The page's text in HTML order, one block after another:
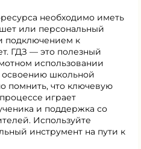
необходимо иметь
или персональный
подключением к
ГДЗ — это полезный
использовании
освоению школьной
помнить, что ключевую
играет
и поддержка со
Используйте
инструмент на пути к